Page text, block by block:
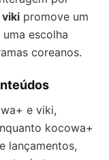
viki promove um
escolha
coreanos.
e viki,
kocowa+
lançamentos,